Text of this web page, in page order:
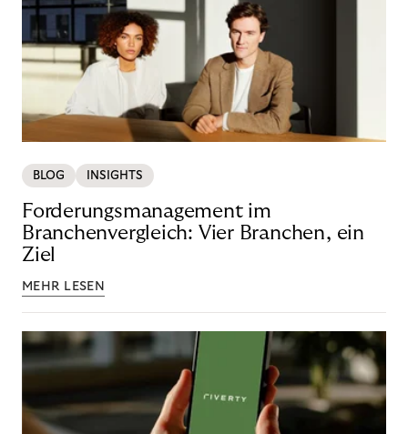
BLOG INSIGHTS
Forderungsmanagement im
Branchenvergleich: Vier Branchen, ein
Ziel
MEHR LESEN